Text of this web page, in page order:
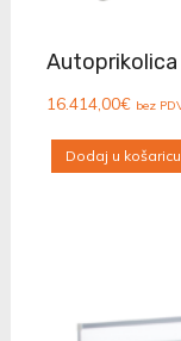
16.414,00€ bez
Dodaj u košaricu